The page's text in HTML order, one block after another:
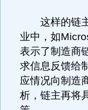
这样的链主
业中，如
表示了制造商
求信息反馈给
应情况向制造
析，链主再将